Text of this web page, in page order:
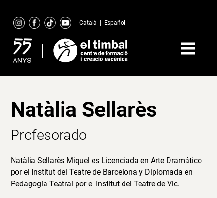
content
Català Español
Natàlia Sellarès
Profesorado
Natàlia Sellarès Miquel es Licenciada en Arte Dramático
por el Institut del Teatre de Barcelona y Diplomada en
Pedagogía Teatral por el Institut del Teatre de Vic.